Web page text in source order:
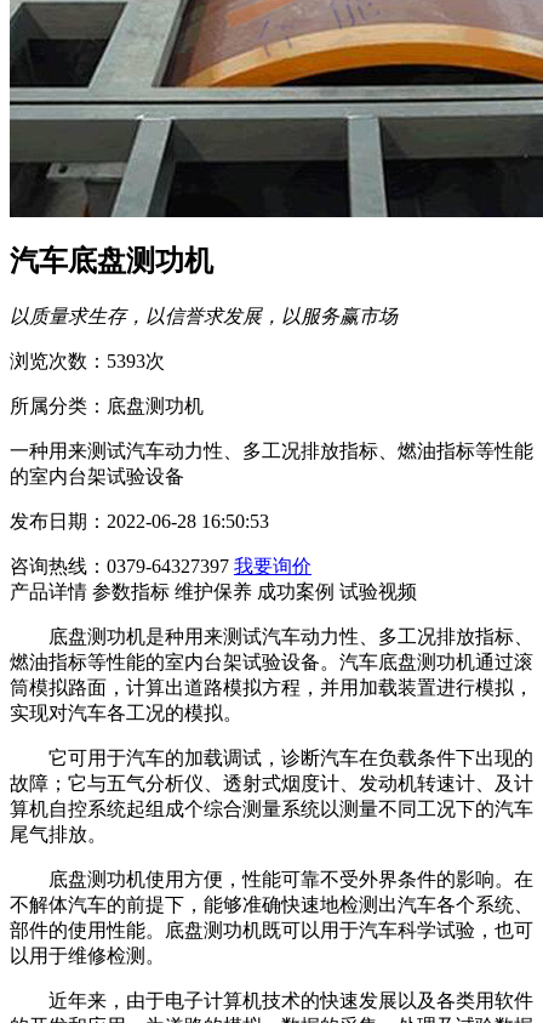
汽车底盘测功机
以质量求生存，以信誉求发展，以服务赢市场
浏览次数：5393次
所属分类：底盘测功机
一种用来测试汽车动力性、多工况排放指标、燃油指标等性能
的室内台架试验设备
发布日期：2022-06-28 16:50:53
咨询热线：0379-64327397 我要询价
产品详情 参数指标 维护保养 成功案例 试验视频
底盘测功机是种用来测试汽车动力性、多工况排放指标、
燃油指标等性能的室内台架试验设备。汽车底盘测功机通过滚
筒模拟路面，计算出道路模拟方程，并用加载装置进行模拟，
实现对汽车各工况的模拟。
它可用于汽车的加载调试，诊断汽车在负载条件下出现的
故障；它与五气分析仪、透射式烟度计、发动机转速计、及计
算机自控系统起组成个综合测量系统以测量不同工况下的汽车
尾气排放。
底盘测功机使用方便，性能可靠不受外界条件的影响。在
不解体汽车的前提下，能够准确快速地检测出汽车各个系统、
部件的使用性能。底盘测功机既可以用于汽车科学试验，也可
以用于维修检测。
近年来，由于电子计算机技术的快速发展以及各类用软件